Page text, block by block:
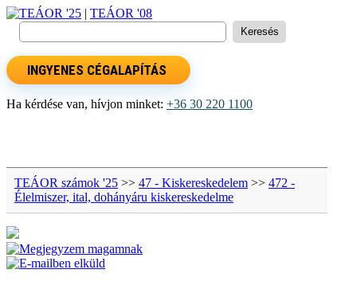
TEÁOR '25 | TEÁOR '08
INGYENES CÉGALAPÍTÁS
Ha kérdése van, hívjon minket: +36 30 220 1100
TEÁOR számok '25 >> 47 - Kiskereskedelem >> 472 -
Élelmiszer, ital, dohányáru kiskereskedelme